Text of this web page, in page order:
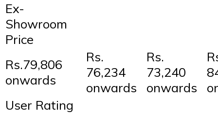
Ex-
Showroom
Price
Rs.79,806
onwards
Rs.
76,234
onwards
Rs.
73,240
onwards
User Rating